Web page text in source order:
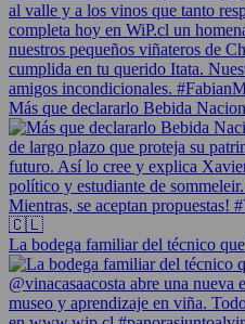
Más que declararlo Bebida
La bodega familiar del técnico